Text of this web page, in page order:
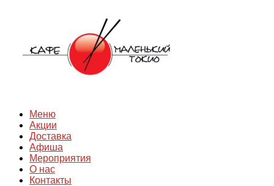
Меню
Акции
Доставка
Афиша
Мероприятия
О нас
Контакты